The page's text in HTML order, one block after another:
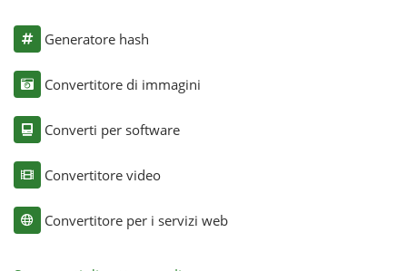
Generatore hash
Convertitore di immagini
Converti per software
Convertitore video
Convertitore per i servizi web